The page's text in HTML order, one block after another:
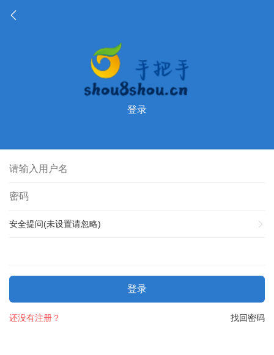
登录
安全提问(未设置请忽略)
登录
找回密码
还没有注册？